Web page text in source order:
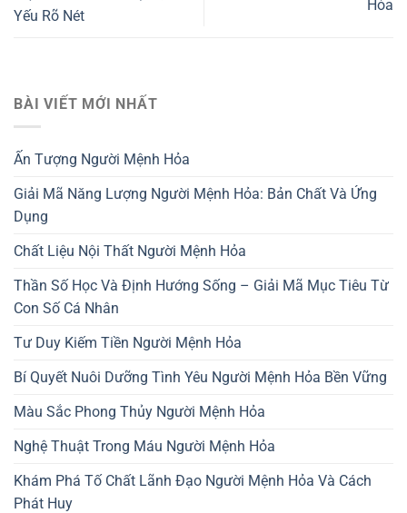
Yếu Rõ Nét
Hỏa
BÀI VIẾT MỚI NHẤT
Ấn Tượng Người Mệnh Hỏa
Giải Mã Năng Lượng Người Mệnh Hỏa: Bản Chất Và Ứng
Dụng
Chất Liệu Nội Thất Người Mệnh Hỏa
Thần Số Học Và Định Hướng Sống – Giải Mã Mục Tiêu Từ
Con Số Cá Nhân
Tư Duy Kiếm Tiền Người Mệnh Hỏa
Bí Quyết Nuôi Dưỡng Tình Yêu Người Mệnh Hỏa Bền Vững
Màu Sắc Phong Thủy Người Mệnh Hỏa
Nghệ Thuật Trong Máu Người Mệnh Hỏa
Khám Phá Tố Chất Lãnh Đạo Người Mệnh Hỏa Và Cách
Phát Huy